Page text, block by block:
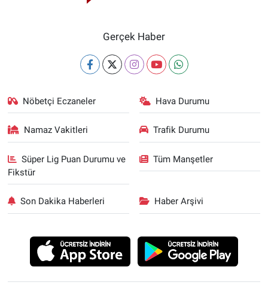
Gerçek Haber
Nöbetçi Eczaneler Hava Durumu
Namaz Vakitleri Trafik Durumu
Süper Lig Puan Durumu ve
Fikstür
Tüm Manşetler
Son Dakika Haberleri Haber Arşivi